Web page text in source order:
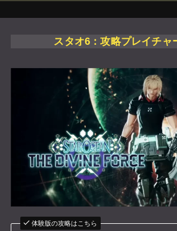
スタオ6：攻略プレイチャ
体験版の攻略はこちら